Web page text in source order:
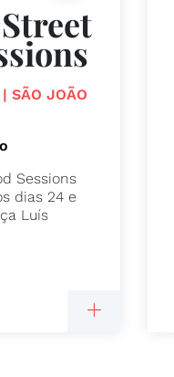
SÃO JOÃO
Sessions
dias 24 e
Luís